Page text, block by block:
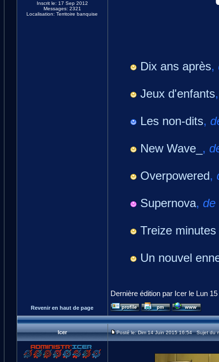
Inscrit le: 17 Sep 2012
Messages: 2321
Localisation: Territoire banquise
Dix ans après,
Jeux d'enfants
Les non-dits,
New Wave_ ,
Overpowered,
Supernova, de
Treize
Un nouvel
Dernière édition par Icer le Lun
Revenir en haut de page
Icer Posté le: Dim 14 Juin 2015 16:54 Sujet du